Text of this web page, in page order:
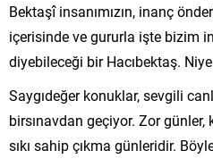
Bektaşî insanımızın, inanç
içerisinde ve gururla işte bizim
diyebileceği bir Hacıbektaş.
Saygıdeğer konuklar, sevgili
birsınavdan geçiyor. Zor
sıkı sahip çıkma günleridir.